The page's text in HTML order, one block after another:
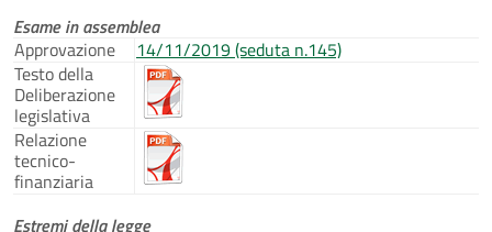
Esame in assemblea
Approvazione
14/11/2019 (seduta n.145)
Testo della
Deliberazione
legislativa
Relazione
tecnico-
finanziaria
Estremi della legge